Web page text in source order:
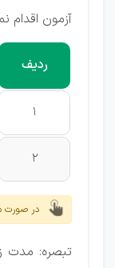
آزمون اقدام
ردیف
1
2
در صورت
تبصره: مدت